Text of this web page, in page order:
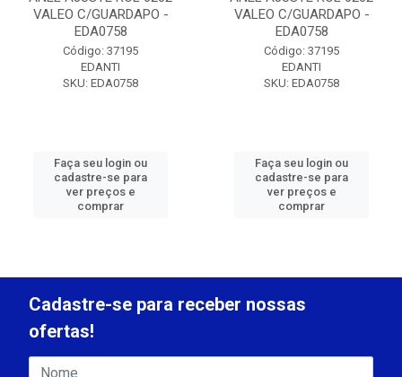
VALEO C/GUARDAPO -
EDA0758
Código: 37195
EDANTI
SKU: EDA0758
Faça seu login ou
cadastre-se para
ver preços e
comprar
VALEO C/GUARDAPO -
EDA0758
Código: 37195
EDANTI
SKU: EDA0758
Faça seu login ou
cadastre-se para
ver preços e
comprar
Cadastre-se para receber nossas
ofertas!